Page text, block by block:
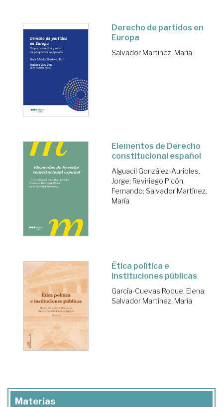
Derecho de partidos en
Europa
Salvador Martínez, María
Elementos de Derecho
constitucional español
Alguacil González-Aurioles,
Jorge; Reviriego Picón,
Fernando; Salvador Martínez,
María
Ética política e
instituciones públicas
García-Cuevas Roque, Elena;
Salvador Martínez, María
Materias